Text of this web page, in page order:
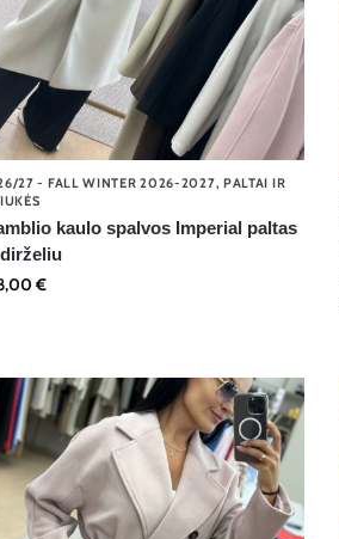
27 - FALL WINTER 2026-2027, PALTAI IR
kaulo spalvos Imperial paltas
€